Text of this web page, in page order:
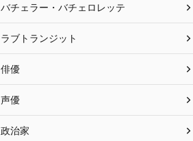
バチェラー・バチェロレッテ
ラブトランジット
俳優
声優
政治家